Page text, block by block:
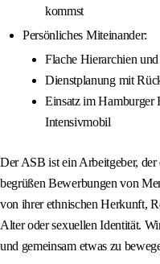
kommst
Persönliches Miteinander:
Flache Hierarchien
Dienstplanung mit
Einsatz im Hamburger
Intensivmobil
Der ASB ist ein Arbeitgeber,
begrüßen Bewerbungen von
von ihrer ethnischen Herkunft,
Alter oder sexuellen Identität.
und gemeinsam etwas zu